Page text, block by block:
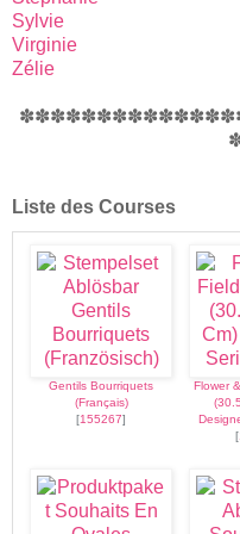
Sylvie
Virginie
Zélie
Liste des Courses
Gentils Bourriquets
(Français)
[155267]
Flower
[